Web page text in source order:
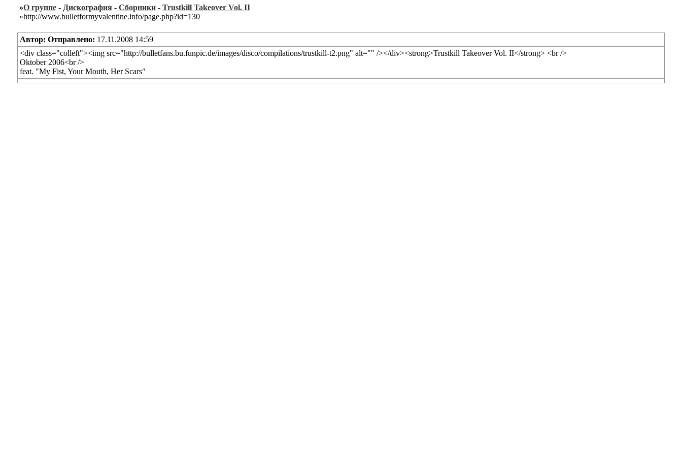
»О группе - Дискография - Сборники - Trustkill Takeover Vol. II
»http://www.bulletformyvalentine.info/page.php?id=130
Автор: Отправлено: 17.11.2008 14:59
<div class="colleft"><img src="http://bulletfans.bu.funpic.de/images/disco/compilations/trustkill-t2.png" alt="" /></div><strong>Trustkill Takeover Vol. II</strong> <br />
Oktober 2006<br />
feat. "My Fist, Your Mouth, Her Scars"